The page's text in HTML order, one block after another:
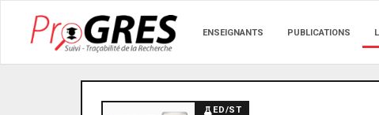
ENSEIGNANTS PUBLICATIONS
ED/ST